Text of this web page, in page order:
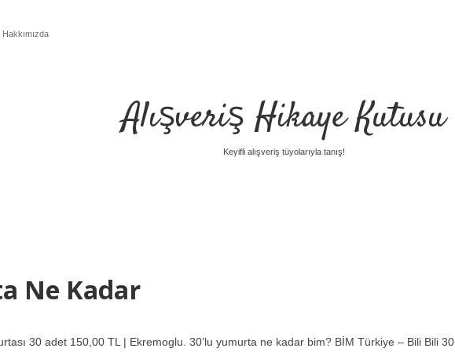
Hakkımızda
Alışveriş Hikaye Kutusu
Keyifli alışveriş tüyolarıyla tanış!
Ne Kadar
30 adet 150,00 TL | Ekremoglu. 30’lu yumurta ne kadar bim? BİM Türkiye – Bili Bili 30